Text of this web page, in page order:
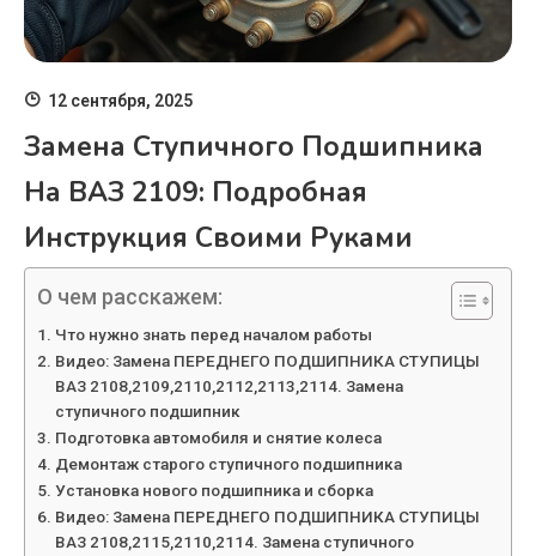
12 сентября, 2025
Замена Ступичного Подшипника
На ВАЗ 2109: Подробная
Инструкция Своими Руками
О чем расскажем:
Что нужно знать перед началом работы
Видео: Замена ПЕРЕДНЕГО ПОДШИПНИКА СТУПИЦЫ
ВАЗ 2108,2109,2110,2112,2113,2114. Замена
ступичного подшипник
Подготовка автомобиля и снятие колеса
Демонтаж старого ступичного подшипника
Установка нового подшипника и сборка
Видео: Замена ПЕРЕДНЕГО ПОДШИПНИКА СТУПИЦЫ
ВАЗ 2108,2115,2110,2114. Замена ступичного